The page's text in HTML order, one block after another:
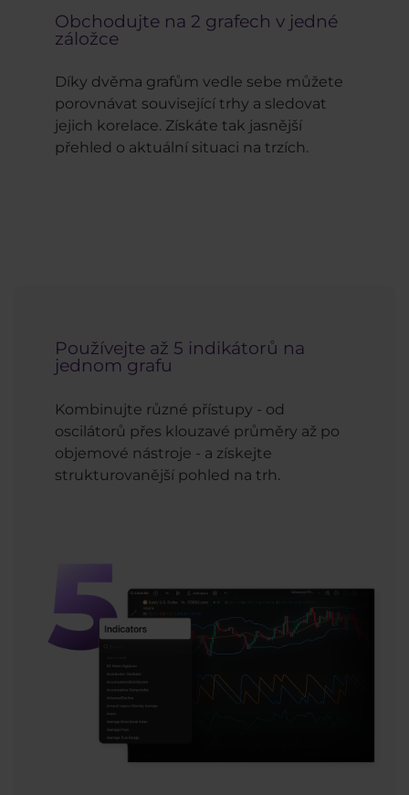
Obchodujte na 2 grafech v jedné
záložce
Díky dvěma grafům vedle sebe můžete
porovnávat související trhy a sledovat
jejich korelace. Získáte tak jasnější
přehled o aktuální situaci na trzích.
Používejte až 5 indikátorů na
jednom grafu
Kombinujte různé přístupy - od
oscilátorů přes klouzavé průměry až po
objemové nástroje - a získejte
strukturovanější pohled na trh.